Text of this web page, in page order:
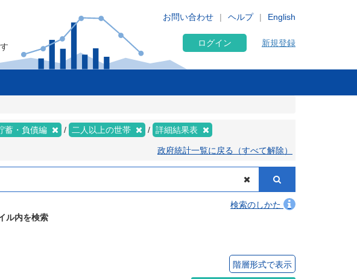
English
お問い合わせ ヘルプ
ログイン 新規登録
蓄・負債編 二人以上の世帯 詳細結果表
政府統計一覧に戻る（すべて解除）
検索のしかた
ル内を検索
階層形式で表示